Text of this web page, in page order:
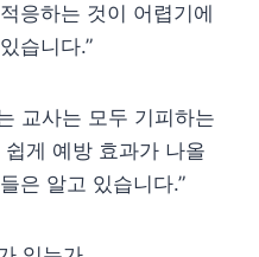
응하는 것이 어렵기에
습니다.”
교사는 모두 기피하는
게 예방 효과가 나올
은 알고 있습니다.”